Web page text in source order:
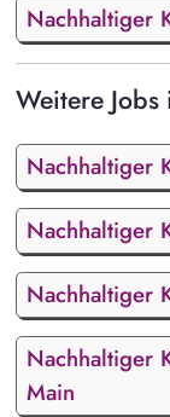
Nachhaltiger
Weitere
Nachhaltiger
Nachhaltiger
Nachhaltiger
Nachhaltiger
Main